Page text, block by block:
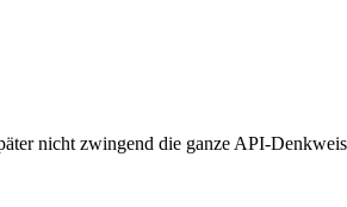
nicht zwingend die ganze API-